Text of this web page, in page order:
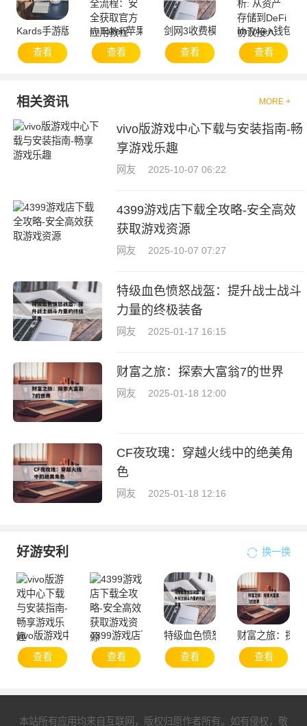
Kards手游版下载-快速安装指南与技巧分享
查看
imToken苹果版下载全流程：安全获取官方应用教
查看
剑网3收费模式解析，玩家如何合
查看
imToken钱包深
查看
相关资讯 MORE +
vivo版游戏中心下载与安装指南-畅
享游戏乐趣
网友 2025-10-07 06:22
4399游戏店下载全攻略-安全高效
获取游戏资源
网友 2025-10-07 07:27
特级血色愤怒战盔：提升战士战斗
力量的终极装备
网友 2025-01-17 16:15
财富之旅：探索大富翁7的世界
网友 2025-01-18 12:00
CF夜玫瑰：穿越火线中的绝美角
色
网友 2025-01-18 12:16
好游安利 换一换
vivo版游戏中心下载与安装指南-畅享游戏乐趣
查看
4399游戏店下载全攻略-安全高效获取游戏资源
查看
特级血色愤怒战盔：提升战士战
查看
财富之旅：探
查看
本站所有应用均来自互联网，版权归原作者所有。如有侵权，敬